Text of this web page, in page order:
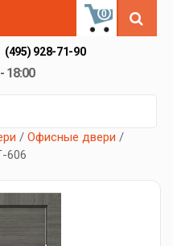
0
(495) 928-71-90
18:00
/ Офисные двери /
606